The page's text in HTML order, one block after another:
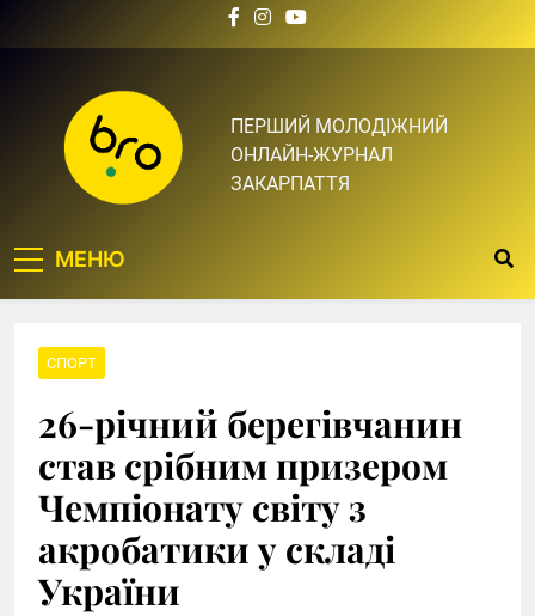
Bro.org.ua | BRO – ЦЕ
ТВІЙ БРО
ПЕРШИЙ МОЛОДІЖНИЙ
ОНЛАЙН-ЖУРНАЛ
ЗАКАРПАТТЯ
МЕНЮ
СПОРТ
26-річний берегівчанин
став срібним призером
Чемпіонату світу з
акробатики у складі
України